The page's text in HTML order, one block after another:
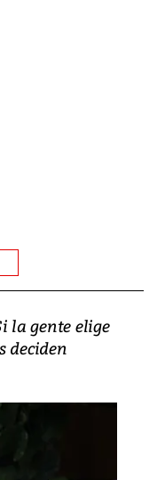
la gente elige
deciden